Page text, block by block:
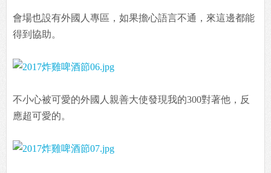
會場也設有外國人專區，如果擔心語言不通，來這邊都能
得到協助。
不小心被可愛的外國人親善大使發現我的300對著他，反
應超可愛的。